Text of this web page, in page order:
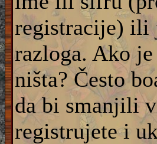
registracije) ili
razloga. Ako
ništa? Često
da bi smanjili
registrujete i